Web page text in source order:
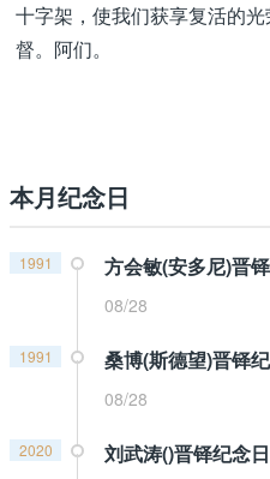
十字架，使我们获享复活的
督。阿们。
本月纪念日
1991 方会敏(安多尼)晋
08/28
1991 桑博(斯德望)晋铎
08/28
2020 刘武涛()晋铎纪念日